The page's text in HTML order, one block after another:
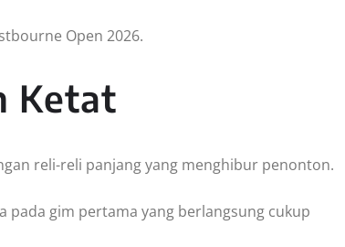
Open 2026.
Ketat
reli-reli panjang yang menghibur penonton.
gim pertama yang berlangsung cukup